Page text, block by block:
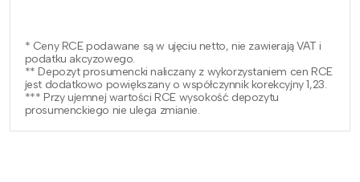
* Ceny RCE podawane są w ujęciu netto, nie zawierają VAT i
podatku akcyzowego.
** Depozyt prosumencki naliczany z wykorzystaniem cen RCE
jest dodatkowo powiększany o współczynnik korekcyjny 1,23.
*** Przy ujemnej wartości RCE wysokość depozytu
prosumenckiego nie ulega zmianie.